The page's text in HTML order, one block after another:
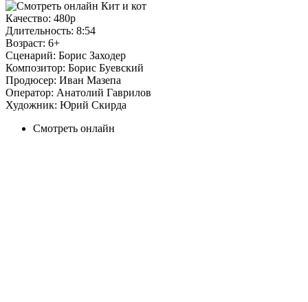
Качество: 480p
Длительность: 8:54
Возраст: 6+
Сценарий: Борис Заходер
Композитор: Борис Буевский
Продюсер: Иван Мазепа
Оператор: Анатолий Гаврилов
Художник: Юрий Скирда
Смотреть онлайн